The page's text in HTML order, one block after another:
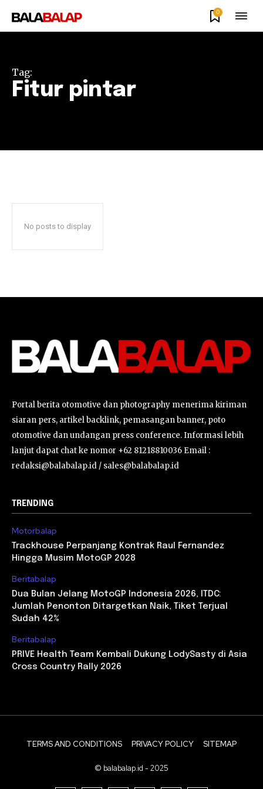
0
Tag:
Fitur pintar
No posts to display
Portal berita otomotive dan photography menerima kiriman
siaran pers, artikel backlink, pemasangan banner, poto
otomotive dan undangan press conference. Informasi lebih
lanjut dapat chat ke nomor +62 81218810036 Email :
redaksi@balabalap.id / sales@balabalap.id
TRENDING
Motorbalap
Trackhouse Perpanjang Kontrak Raul Fernandez
Hingga Musim MotoGP 2028
Beritabalap
Dua Bulan Jelang MotoGP Indonesia 2026, ITDC:
Jumlah Penonton Ditargetkan Naik, Tiket Terjual
Sudah 42%
Beritabalap
PRIVE Health Team Kembali Dukung LodySasty di Asia
Cross Country Rally 2026
TERMS AND CONDITIONS PRIVACY POLICY SITEMAP
© balabalap.id - 2025